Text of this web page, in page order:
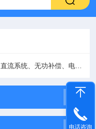
直流系统、无功补偿、电池电机检测仪器
电话咨询